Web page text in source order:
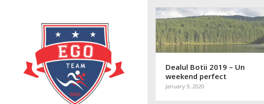
Dealul Botii 2019 – Un
weekend perfect
January 9, 2020